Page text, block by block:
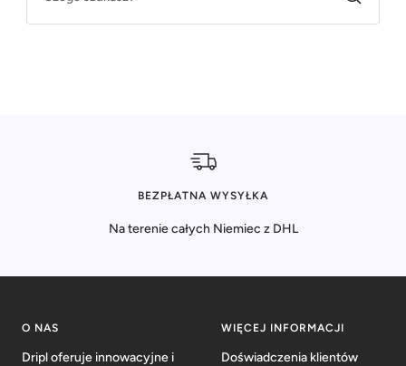
BEZPŁATNA WYSYŁKA
Na terenie całych Niemiec z DHL
O NAS
Dripl oferuje innowacyjne i
WIĘCEJ INFORMACJI
Doświadczenia klientów